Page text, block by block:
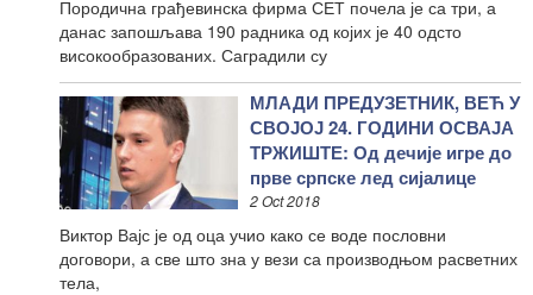
Породична грађевинска фирма СЕТ почела је са три, а
данас запошљава 190 радника од којих је 40 одсто
високообразованих. Саградили су
МЛАДИ ПРЕДУЗЕТНИК, ВЕЋ У
СВОЈОЈ 24. ГОДИНИ ОСВАЈА
ТРЖИШТЕ: Од дечије игре до
прве српске лед сијалице
2 Oct 2018
Виктор Вајс је од оца учио како се воде пословни
договори, а све што зна у вези са производњом расветних
тела,